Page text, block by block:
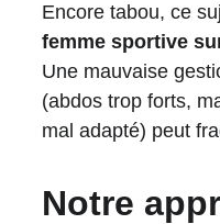
Encore tabou, ce
femme sportive
Une mauvaise
(abdos trop forts,
mal adapté) peut
Notre